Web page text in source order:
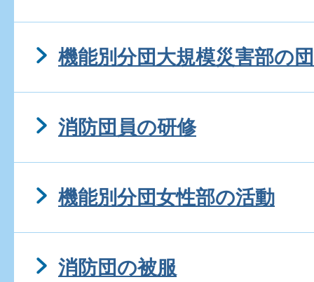
機能別分団大規模災害部の
消防団員の研修
機能別分団女性部の活動
消防団の被服